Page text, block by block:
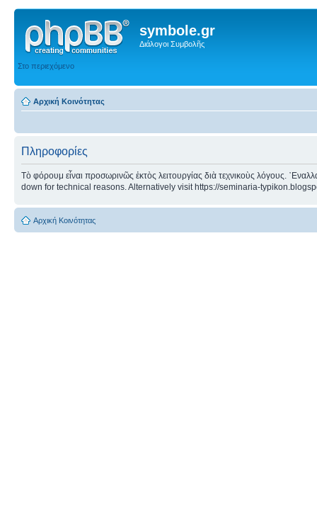
symbole.gr
Διάλογοι Συμβολῆς
Στο περιεχόμενο
Αρχική Κοινότητας
Πληροφορίες
Τὸ φόρουμ εἶναι προσωρινῶς ἐκτὸς λειτουργίας διὰ τεχνικοὺς λόγους.
down for technical reasons. Alternatively visit https://seminaria-
Αρχική Κοινότητας